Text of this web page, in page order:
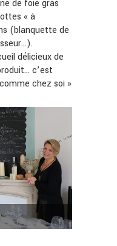
de foie gras
« à
(blanquette de
délicieux de
c’est
chez soi »